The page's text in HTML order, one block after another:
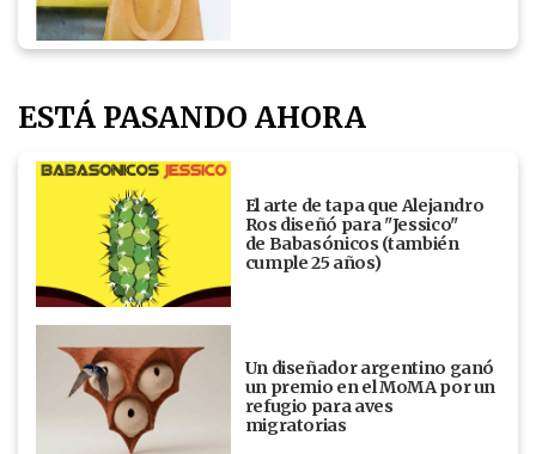
ESTÁ PASANDO AHORA
El arte de tapa que Alejandro
Ros diseñó para "Jessico"
de Babasónicos (también
cumple 25 años)
Un diseñador argentino ganó
un premio en el MoMA por un
refugio para aves
migratorias